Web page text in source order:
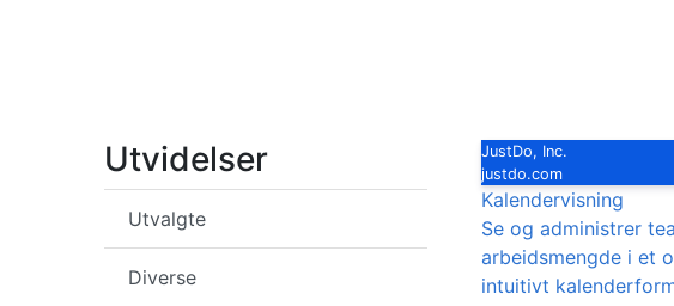
Utvidelser
Utvalgte
Diverse
JustDo, Inc.
justdo.com
Kalendervisning
Se og administrer
arbeidsmengde i et
intuitivt